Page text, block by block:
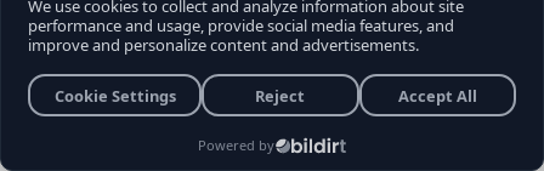
PLASTIK VE METAL
FROTO FORD
OTOSAN
78,10
FZLGY FUZUL
-4,43